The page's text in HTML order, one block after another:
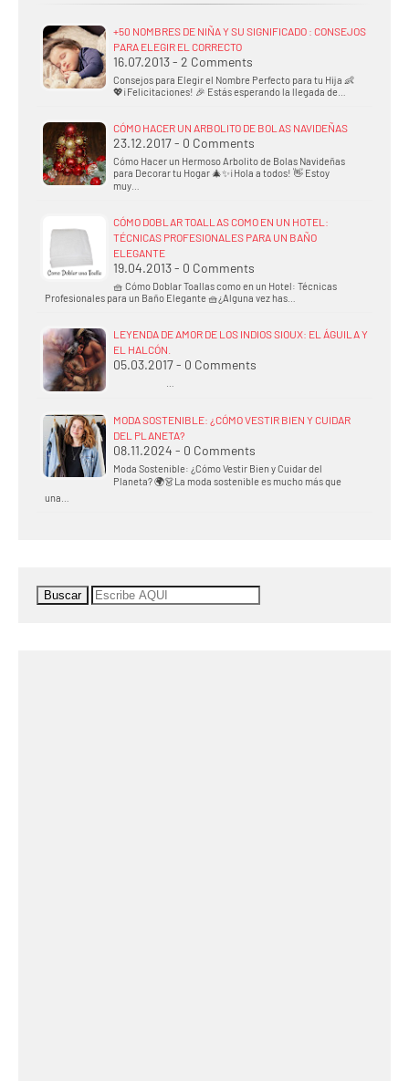
+50 NOMBRES DE NIÑA Y SU SIGNIFICADO : CONSEJOS
PARA ELEGIR EL CORRECTO
16.07.2013 - 2 Comments
Consejos para Elegir el Nombre Perfecto para tu Hija 👶
💖¡Felicitaciones! 🎉 Estás esperando la llegada de…
CÓMO HACER UN ARBOLITO DE BOLAS NAVIDEÑAS
23.12.2017 - 0 Comments
Cómo Hacer un Hermoso Arbolito de Bolas Navideñas
para Decorar tu Hogar 🎄✨¡Hola a todos! 👋 Estoy
muy…
CÓMO DOBLAR TOALLAS COMO EN UN HOTEL:
TÉCNICAS PROFESIONALES PARA UN BAÑO
ELEGANTE
19.04.2013 - 0 Comments
🧺 Cómo Doblar Toallas como en un Hotel: Técnicas
Profesionales para un Baño Elegante 🧺¿Alguna vez has…
LEYENDA DE AMOR DE LOS INDIOS SIOUX: EL ÁGUILA Y
EL HALCÓN.
05.03.2017 - 0 Comments
MODA SOSTENIBLE: ¿CÓMO VESTIR BIEN Y CUIDAR
DEL PLANETA?
08.11.2024 - 0 Comments
Moda Sostenible: ¿Cómo Vestir Bien y Cuidar del
Planeta? 🌍👗La moda sostenible es mucho más que
una…